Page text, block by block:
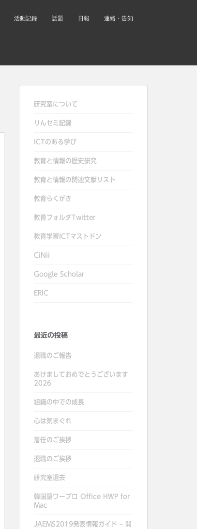
活動記録 話題 日報 連絡・告知
研究室について
りんゼミ記録
ICTのある学び
教育と情報の歴史研究
教育と情報の関連文献リスト
教育らくがき
教育フォルダTwitter
教育学習ICTマストドン
CiNii
Google Scholar
ERIC
最近の投稿
退職のご報告
あけましておめでとうございます
2026
組織の中での成長
心は気まぐれ
着任のご挨拶
退職のご挨拶
研究室退去
韓国語ワープロ Office HWP for
Mac
JAEMS2019発表情報ガイド – 開